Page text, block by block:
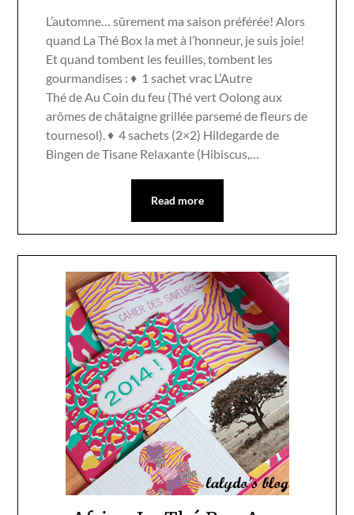
L’automne… sûrement ma saison préférée! Alors
quand La Thé Box la met à l’honneur, je suis joie!
Et quand tombent les feuilles, tombent les
gourmandises : ♦ 1 sachet vrac L’Autre
Thé de Au Coin du feu (Thé vert Oolong aux
arômes de châtaigne grillée parsemé de fleurs de
tournesol). ♦ 4 sachets (2×2) Hildegarde de
Bingen de Tisane Relaxante (Hibiscus,…
Read more